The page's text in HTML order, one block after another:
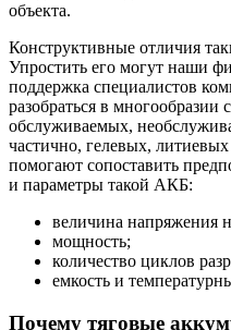
объекта.
Конструктивные отличия
Упростить его могут наши
поддержка специалистов
разобраться в
обслуживаемых,
частично, гелевых,
помогают сопоставить
и параметры такой АКБ:
величина напряжения
мощность;
количество циклов
емкость и
Почему тяговые